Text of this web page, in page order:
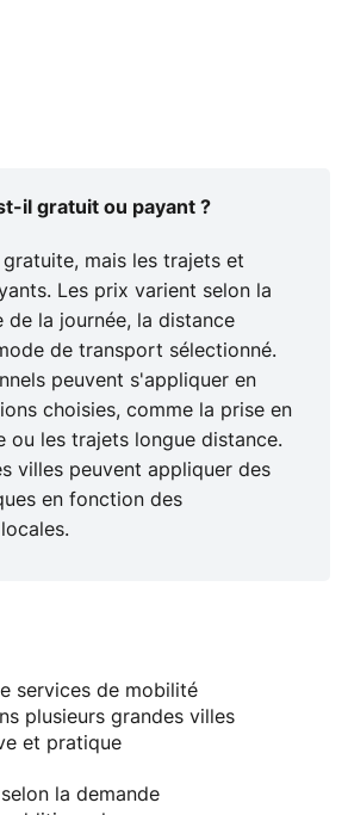
il gratuit ou payant ?
mais les trajets et
Les prix varient selon la
de la journée, la distance
de transport sélectionné.
peuvent s'appliquer en
choisies, comme la prise en
ou les trajets longue distance.
villes peuvent appliquer des
en fonction des
services de mobilité
plusieurs grandes villes
et pratique
la demande